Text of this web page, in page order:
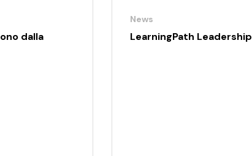
dalla
News
LearningPath Leadership